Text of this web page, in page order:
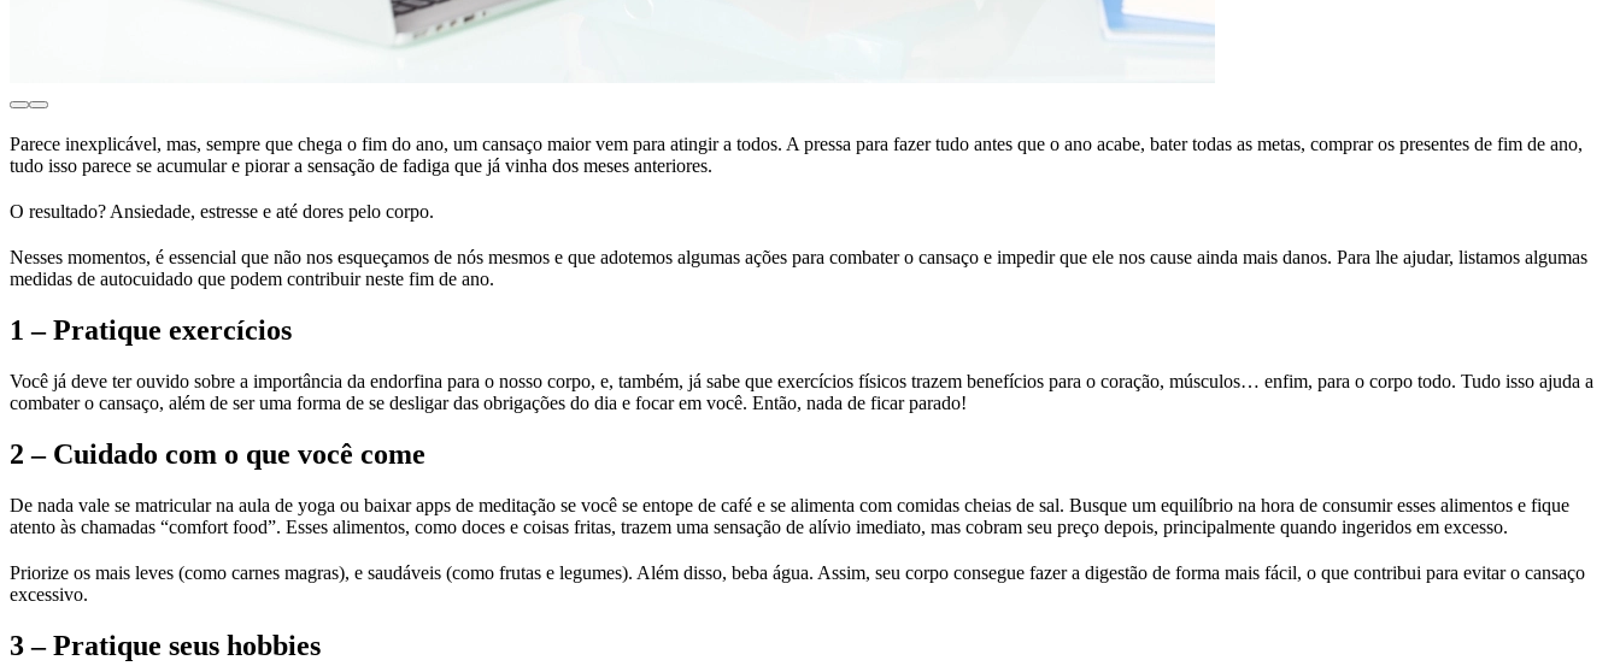
Parece inexplicável, mas, sempre que chega o fim do ano, um cansaço maior vem para atingir a todos. A pressa para fazer tudo antes que o ano acabe, bater todas as metas, comprar os presentes de fim de ano,
tudo isso parece se acumular e piorar a sensação de fadiga que já vinha dos meses anteriores.
O resultado? Ansiedade, estresse e até dores pelo corpo.
Nesses momentos, é essencial que não nos esqueçamos de nós mesmos e que adotemos algumas ações para combater o cansaço e impedir que ele nos cause ainda mais danos. Para lhe ajudar, listamos algumas
medidas de autocuidado que podem contribuir neste fim de ano.
1 – Pratique exercícios
Você já deve ter ouvido sobre a importância da endorfina para o nosso corpo, e, também, já sabe que exercícios físicos trazem benefícios para o coração, músculos… enfim, para o corpo todo. Tudo isso ajuda a
combater o cansaço, além de ser uma forma de se desligar das obrigações do dia e focar em você. Então, nada de ficar parado!
2 – Cuidado com o que você come
De nada vale se matricular na aula de yoga ou baixar apps de meditação se você se entope de café e se alimenta com comidas cheias de sal. Busque um equilíbrio na hora de consumir esses alimentos e fique
atento às chamadas “comfort food”. Esses alimentos, como doces e coisas fritas, trazem uma sensação de alívio imediato, mas cobram seu preço depois, principalmente quando ingeridos em excesso.
Priorize os mais leves (como carnes magras), e saudáveis (como frutas e legumes). Além disso, beba água. Assim, seu corpo consegue fazer a digestão de forma mais fácil, o que contribui para evitar o cansaço
excessivo.
3 – Pratique seus hobbies